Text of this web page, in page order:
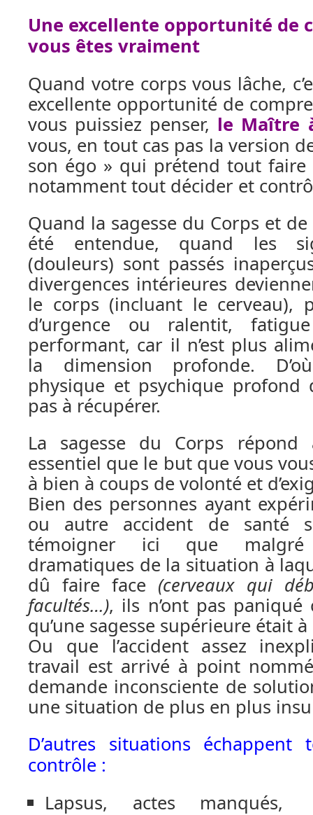
Une excellente opportunité de
vous êtes vraiment
Quand votre corps vous lâche,
excellente opportunité de
vous puissiez penser, le Maître
vous, en tout cas pas la version
son égo » qui prétend tout faire
notamment tout décider et
Quand la sagesse du Corps et de
été entendue, quand les
(douleurs) sont passés
divergences intérieures
le corps (incluant le cerveau),
d’urgence ou ralentit,
performant, car il n’est plus
la dimension profonde.
physique et psychique profond
pas à récupérer.
La sagesse du Corps
essentiel que le but que vous
à bien à coups de volonté et
Bien des personnes ayant
ou autre accident de santé
témoigner ici que malgré
dramatiques de la situation à
dû faire face (cerveaux qui
facultés…), ils n’ont pas
qu’une sagesse supérieure était
Ou que l’accident assez
travail est arrivé à point
demande inconsciente de
une situation de plus en plus
D’autres situations
contrôle :
Lapsus, actes